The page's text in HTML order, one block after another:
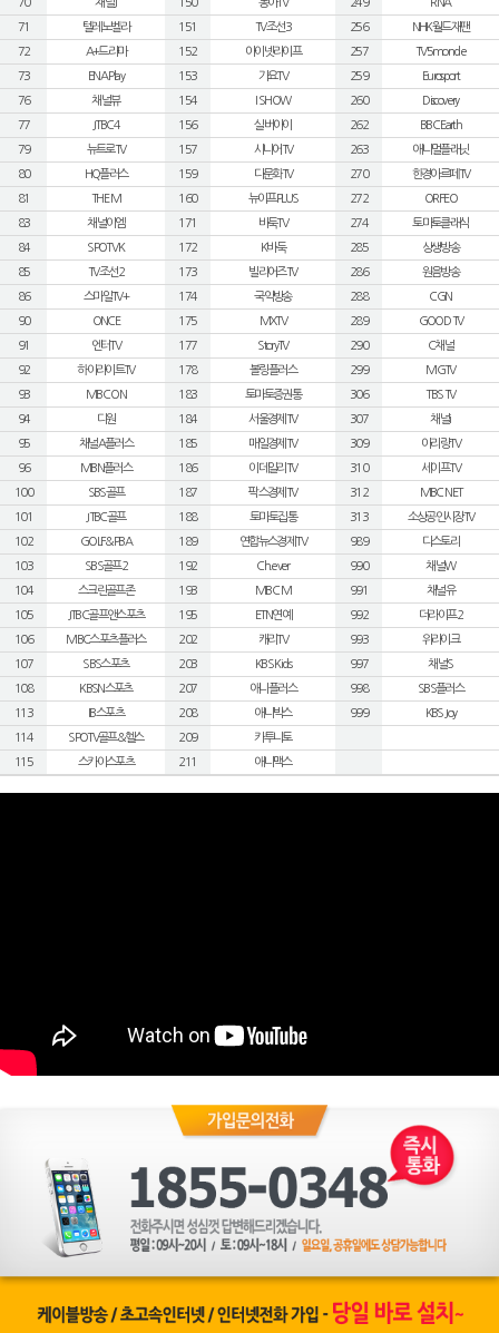
70
채널J
71
텔레노벨라
72
A+드라마
73
ENA Play
76
채널뷰
77
JTBC4
79
뉴트로TV
80
HQ플러스
81
THE M
83
채널이엠
84
SPOTV K
85
TV조선2
86
스마일TV+
90
ONCE
91
엔터TV
92
하이라이트TV
93
MBC ON
94
디원
95
채널A플러스
96
MBN플러스
100
SBS골프
101
JTBC골프
102
GOLF&PBA
103
SBS골프2
104
스크린골프존
105
JTBC골프앤스포츠
106
MBC스포츠플러스
107
SBS스포츠
108
KBSN스포츠
113
IB스포츠
114
SPOTV골프&헬스
115
스카이스포츠
150
동아TV
151
TV조선3
152
아이넷라이프
153
가요TV
154
I SHOW
156
실버아이
157
시니어TV
159
다문화TV
160
뉴이프PLUS
171
바둑TV
172
K바둑
173
빌리어즈TV
174
국악방송
175
MXTV
177
StoryTV
178
볼링플러스
183
토마토증권통
184
서울경제TV
185
매일경제TV
186
이데일리TV
187
팍스경제TV
188
토마토집통
189
연합뉴스경제TV
192
Ch.ever
193
MBC M
195
ETN연예
202
캐리TV
203
KBS Kids
207
애니플러스
208
애니박스
209
카투니토
211
애니맥스
249
RNA
256
NHK월드재팬
257
TV5monde
259
Eurosport
260
Discovery
262
BBC Earth
263
애니멀플래닛
270
한경아르떼TV
272
ORFEO
274
토마토클래식
285
상생방송
286
원음방송
288
CGN
289
GOOD TV
290
C채널
299
MGTV
306
TBS TV
307
채널i
309
아리랑TV
310
세이프TV
312
MBC NET
313
소상공인시장TV
989
디스토리
990
채널W
991
채널유
992
더라이프2
993
위라이크
997
채널S
998
SBS플러스
999
KBS Joy